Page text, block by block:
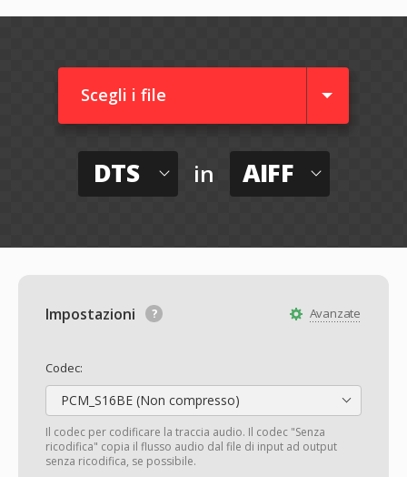
Scegli i file
DTS in AIFF
Avanzate
Impostazioni
Codec:
PCM_S16BE (Non compresso)
Il codec per codificare la traccia audio. Il codec "Senza
ricodifica" copia il flusso audio dal file di input ad output
senza ricodifica, se possibile.